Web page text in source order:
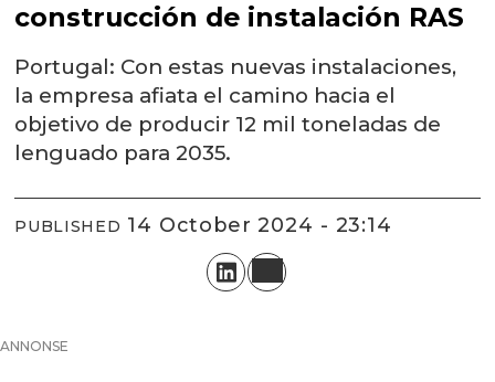
construcción de instalación RAS
Portugal: Con estas nuevas instalaciones,
la empresa afiata el camino hacia el
objetivo de producir 12 mil toneladas de
lenguado para 2035.
PUBLISHED 14 October 2024 - 23:14
ANNONSE